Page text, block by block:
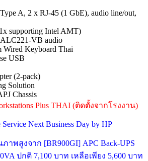
A, 2 x RJ-45 (1 GbE), audio line/out,
supporting Intel AMT)
VB audio
Wired Keyboard Thai
USB
(2-pack)
Solution
Chassis
Plus THAI (ติดตั้งจากโรงงาน)
Service Next Business Day by HP
พสูงจาก [BR900GI] APC Back-UPS
ปกติ 7,100 บาท เหลือเพียง 5,600 บาท